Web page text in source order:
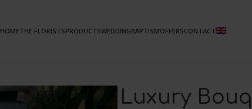
HOMETHE FLORISTSPRODUCTSWEDDINGBAPTISMOFFERSCONTACT
Luxury